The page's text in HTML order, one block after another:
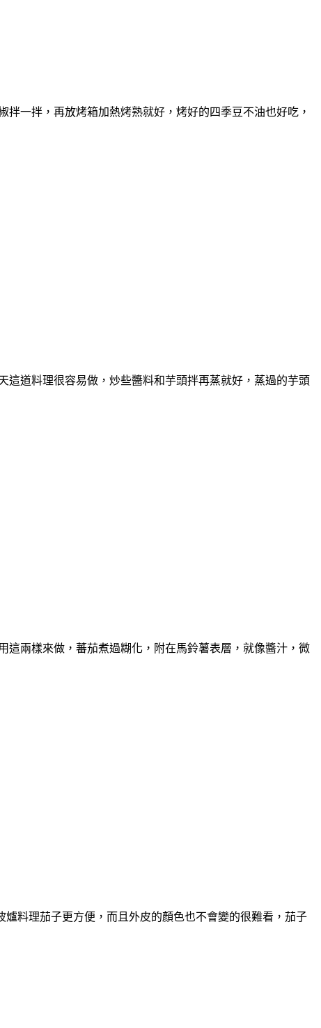
一拌，再放烤箱加熱烤熟就好，烤好的四季豆不油也好吃，
道料理很容易做，炒些醬料和芋頭拌再蒸就好，蒸過的芋頭
兩樣來做，蕃茄煮過糊化，附在馬鈴薯表層，就像醬汁，微
料理茄子更方便，而且外皮的顏色也不會變的很難看，茄子